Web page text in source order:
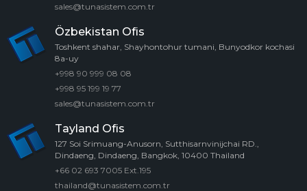
sales@tunasistem.com.tr
Özbekistan Ofis
Toshkent shahar, Shayhontohur tumani, Bunyodkor kochasi
8a-uy
+998 90 999 08 08
+998 95 199 19 77
sales@tunasistem.com.tr
Tayland Ofis
127 Soi Srimuang-Anusorn, Sutthisarnvinijchai RD.,
Dindaeng, Dindaeng, Bangkok, 10400 Thailand
+66 02 693 7005 Ext.195
thailand@tunasistem.com.tr